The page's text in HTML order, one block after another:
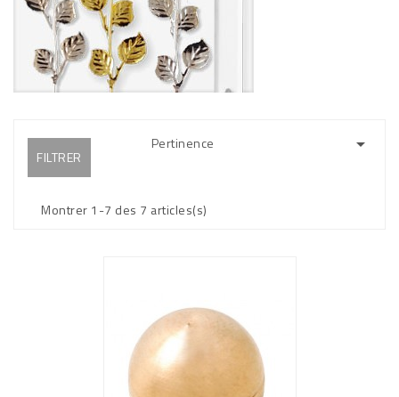
Pertinence 
FILTRER
Montrer 1-7 des 7 articles(s)